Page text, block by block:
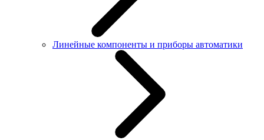
Линейные компоненты и приборы автоматики